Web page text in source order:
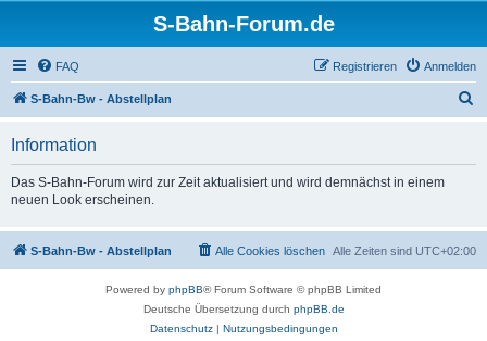
S-Bahn-Forum.de
FAQ Anmelden
Registrieren
S-Bahn-Bw - Abstellplan
Information
Das S-Bahn-Forum wird zur Zeit aktualisiert und wird demnächst in einem
neuen Look erscheinen.
S-Bahn-Bw - Abstellplan Alle Zeiten sind UTC+02:00
Alle Cookies löschen
Powered by phpBB® Forum Software © phpBB Limited
Deutsche Übersetzung durch phpBB.de
Datenschutz| Nutzungsbedingungen